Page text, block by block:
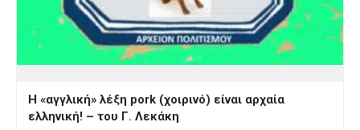
Η «αγγλική» λέξη pork (χοιρινό) είναι αρχαία
ελληνική! – του Γ. Λεκάκη